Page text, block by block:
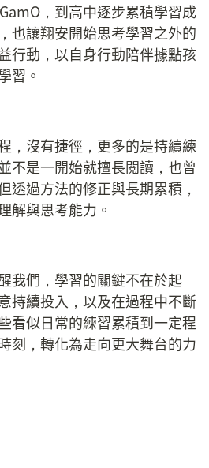
，到高中逐步累積學習成
也讓翔安開始思考學習之外的
行動，以自身行動陪伴據點孩
習。
，沒有捷徑，更多的是持續練
不是一開始就擅長閱讀，也曾
透過方法的修正與長期累積，
解與思考能力。
我們，學習的關鍵不在於起
持續投入，以及在過程中不斷
看似日常的練習累積到一定程
刻，轉化為走向更大舞台的力